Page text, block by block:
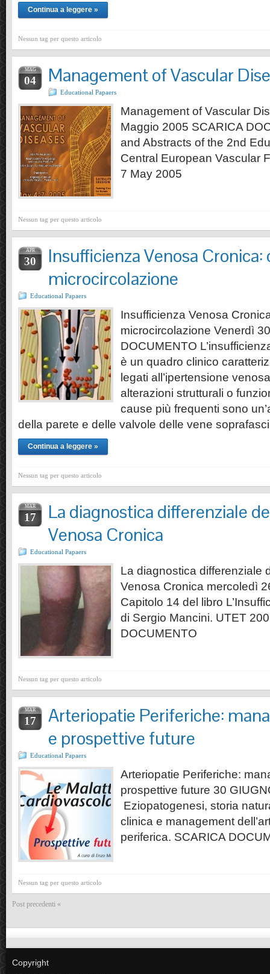
Continua a leggere »
Nessun tag per questo articolo
MAG
04 Management of Vascular
Educational Papaers
Management of Vascular
Maggio 2005 SCARICA
and Abstracts of the 2nd
Central European Vascular
7 May 2005
Nessun tag per questo articolo
APR
30
Insufficienza Venosa
microcircolazione
Educational Papaers
Insufficienza Venosa
microcircolazione Venerdì
DOCUMENTO
è un quadro clinico
legati all’ipertensione
alterazioni strutturali o
cause più frequenti sono
della parete e delle valvole delle vene
Continua a leggere »
Nessun tag per questo articolo
MAR
17
La diagnostica differenziale
Venosa Cronica
Educational Papaers
La diagnostica differenziale
Venosa Cronica mercoledì
Capitolo 14 del libro
di Sergio Mancini. UTET
DOCUMENTO
Nessun tag per questo articolo
MAR
17
Arteriopatie Periferiche:
e prospettive future
Educational Papaers
Arteriopatie Periferiche:
prospettive future 30
Eziopatogenesi, storia
clinica e management
periferica. SCARICA
Nessun tag per questo articolo
Post precedenti «
Copyright